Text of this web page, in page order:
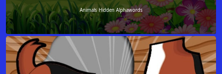
Animals Hidden Alphawords